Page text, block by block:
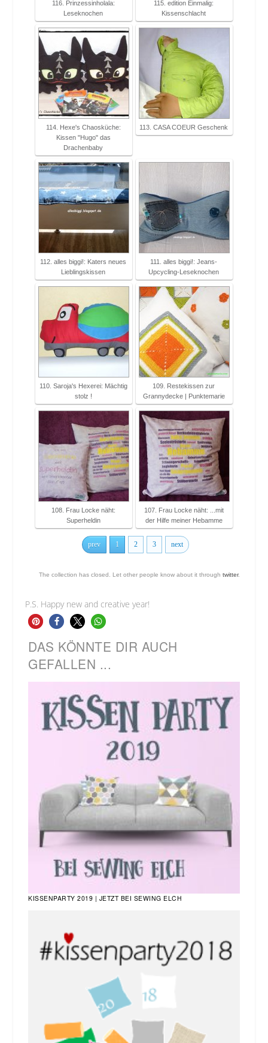
116. Prinzessinholala:
Leseknochen
115. edition Einmalig:
Kissenschlacht
114. Hexe's Chaosküche:
Kissen "Hugo" das
Drachenbaby
113. CASA COEUR Geschenk
112. alles biggi!: Katers neues
Lieblingskissen
111. alles biggi!: Jeans-
Upcycling-Leseknochen
110. Saroja's Hexerei: Mächtig
stolz !
109. Restekissen zur
Grannydecke | Punktemarie
108. Frau Locke näht:
Superheldin
107. Frau Locke näht: ...mit
der Hilfe meiner Hebamme
prev 1 2 3 next
The collection has closed. Let other people know about it through twitter.
P.S. Happy new and creative year!
DAS KÖNNTE DIR AUCH
GEFALLEN ...
KISSENPARTY 2019 | JETZT BEI SEWING ELCH